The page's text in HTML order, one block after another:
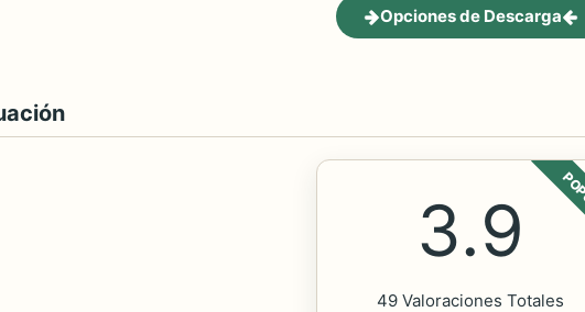
Opciones de Descarga
3.9
49 Valoraciones Totales